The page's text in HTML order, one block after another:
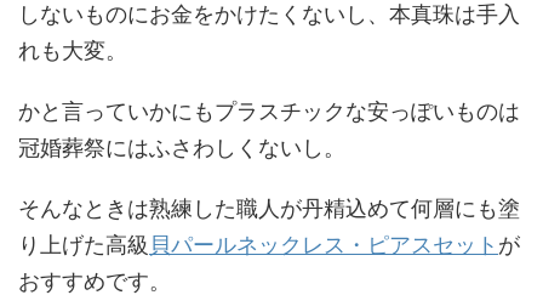
しないものにお金をかけたくないし、本真珠は手入
れも大変。
かと言っていかにもプラスチックな安っぽいものは
冠婚葬祭にはふさわしくないし。
そんなときは熟練した職人が丹精込めて何層にも塗
り上げた高級 貝パールネックレス・ピアスセット が
おすすめです。